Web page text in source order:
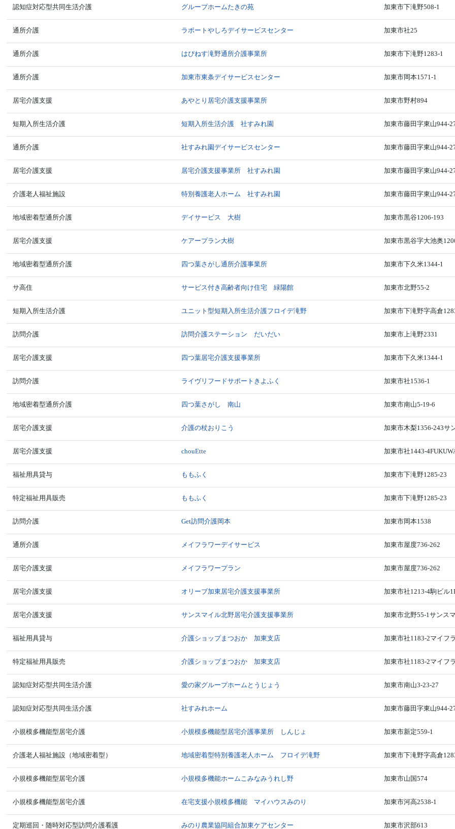
認知症対応型共同生活介護 グループホームたきの苑 加東市下滝野508-1
通所介護 ラポートやしろデイサービスセンター 加東市社25
通所介護 はぴねす滝野通所介護事業所 加東市下滝野1283-1
通所介護 加東市東条デイサービスセンター 加東市岡本1571-1
居宅介護支援 あやとり居宅介護支援事業所 加東市野村894
短期入所生活介護 短期入所生活介護 社すみれ園 加東市藤田字東山944-
通所介護 社すみれ園デイサービスセンター 加東市藤田字東山944-
居宅介護支援 居宅介護支援事業所 社すみれ園 加東市藤田字東山944-
介護老人福祉施設 特別養護老人ホーム 社すみれ園 加東市藤田字東山944-
地域密着型通所介護 デイサービス 大樹 加東市黒谷1206-193
居宅介護支援 ケアープラン大樹 加東市黒谷字大池奥
地域密着型通所介護 四つ葉さがし通所介護事業所 加東市下久米1344-1
サ高住 サービス付き高齢者向け住宅 緑陽館 加東市北野55-2
短期入所生活介護 ユニット型短期入所生活介護フロイデ滝野 加東市下滝野字高倉
訪問介護 訪問介護ステーション だいだい 加東市上滝野2331
居宅介護支援 四つ葉居宅介護支援事業所 加東市下久米1344-1
訪問介護 ライヴリフードサポートきよふく 加東市社1536-1
地域密着型通所介護 四つ葉さがし 南山 加東市南山5-19-6
居宅介護支援 介護の杖おりこう 加東市木梨1356-243サ
居宅介護支援 chouEtte 加東市社1443-
福祉用具貸与 ももふく 加東市下滝野1285-23
特定福祉用具販売 ももふく 加東市下滝野1285-23
訪問介護 Get訪問介護岡本 加東市岡本1538
通所介護 メイフラワーデイサービス 加東市屋度736-262
居宅介護支援 メイフラワープラン 加東市屋度736-262
居宅介護支援 オリーブ加東居宅介護支援事業所 加東市社1213-4駒ビル
居宅介護支援 サンスマイル北野居宅介護支援事業所 加東市北野55-1サンス
福祉用具貸与 介護ショップまつおか 加東支店 加東市社1183-2マイフ
特定福祉用具販売 介護ショップまつおか 加東支店 加東市社1183-2マイフ
認知症対応型共同生活介護 愛の家グループホームとうじょう 加東市南山3-23-27
認知症対応型共同生活介護 社すみれホーム 加東市藤田字東山944-
小規模多機能型居宅介護 小規模多機能型居宅介護事業所 しんじょ 加東市新定559-1
介護老人福祉施設（地域密着型） 地域密着型特別養護老人ホーム フロイデ滝野 加東市下滝野字高倉
小規模多機能型居宅介護 小規模多機能ホームこみなみうれし野 加東市山国574
小規模多機能型居宅介護 在宅支援小規模多機能 マイハウスみのり 加東市河高2538-1
定期巡回・随時対応型訪問介護看護 みのり農業協同組合加東ケアセンター 加東市沢部613